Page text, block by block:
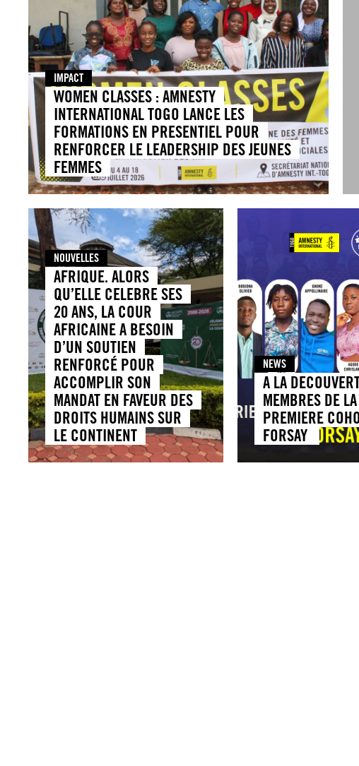
IMPACT
WOMEN CLASSES : AMNESTY
INTERNATIONAL TOGO LANCE LES
FORMATIONS EN PRESENTIEL POUR
RENFORCER LE LEADERSHIP DES JEUNES
FEMMES
NOUVELLES
AFRIQUE. ALORS
QU’ELLE CELEBRE SES
20 ANS, LA COUR
AFRICAINE A BESOIN
D’UN SOUTIEN
RENFORCÉ POUR
ACCOMPLIR SON
MANDAT EN FAVEUR DES
DROITS HUMAINS SUR
LE CONTINENT
NEWS
A LA
MEMBRES DE LA
PREMIERE
FORSAY